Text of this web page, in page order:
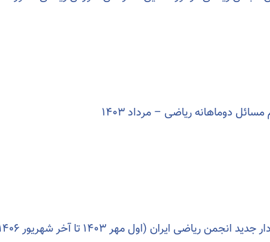
دوماهانه ریاضی – مرداد ۱۴۰۳
ریاضی ایران (اول مهر ۱۴۰۳ تا آخر شهریور ۱۴۰۶) تعیین شدند